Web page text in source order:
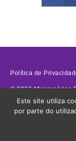
Política de
©2026Missionárias
com naTerra das
Este site utiliza
por parte do